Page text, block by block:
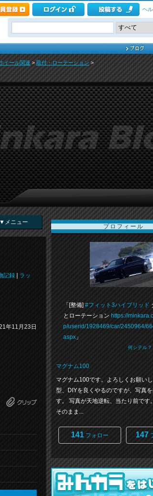
ヘ
イール関連 >取付・ローテーション>
▼メニュー
記録
ラッ
年11月23日
プロフィール
「[整備] #フィット3ハイブリッド
とローテーション https://
p/userid/1928469/car/2450964/
aspx 」
何シテル？
マグナム100
マグナム100です。よろしくお願い
型、DIYを良くやるのですが、写真を
す。 写真が天地逆転、当たり前です
そのまま...
141 フォロー 147